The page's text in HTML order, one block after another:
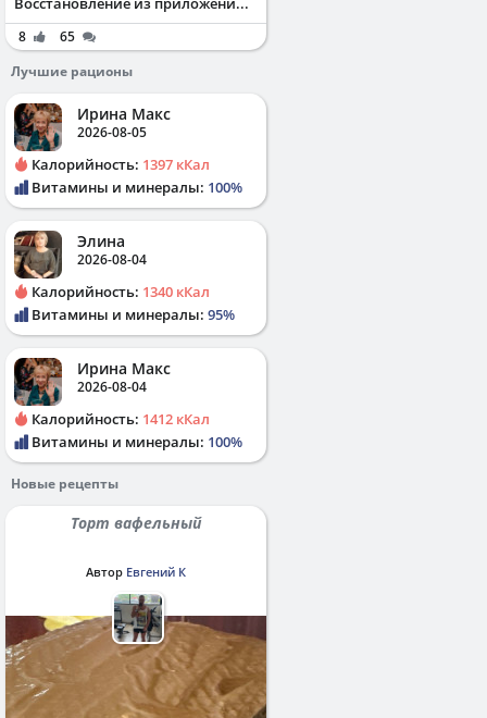
8
65
Лучшие рационы
Ирина Макс
2026-08-05
Калорийность: 1397 кКал
Витамины и минералы: 100%
Элина
2026-08-04
Калорийность: 1340 кКал
Витамины и минералы: 95%
Ирина Макс
2026-08-04
Калорийность: 1412 кКал
Витамины и минералы: 100%
Новые рецепты
Торт вафельный
Автор Евгений К